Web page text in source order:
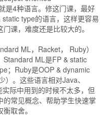
是4种语言。修这门课，最好
type的语言，这样更容易
课，难度还是比较大的。
ML，Racket， Ruby）
Standard ML是FP & static
；Ruby是OOP & dynamic
。这些语言相对Java、
际中用到的时候不太多，但
常见概念、帮助学生快速掌
取舍。